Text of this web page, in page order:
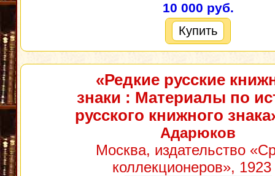
10 000 руб.
Купить
«Редкие русские
знаки : Материалы по
русского книжного
Адарюков
Москва, издательство
коллекционеров», 1923